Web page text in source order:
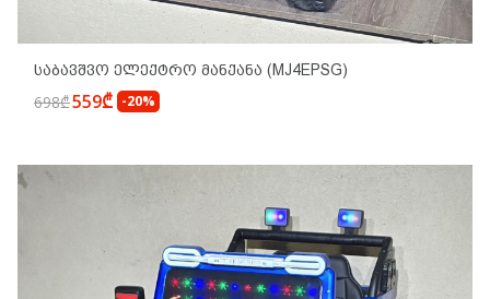
Საბავშვო Ელექტრო Მანქანა (MJ4EPSG)
698₾559₾ -20%